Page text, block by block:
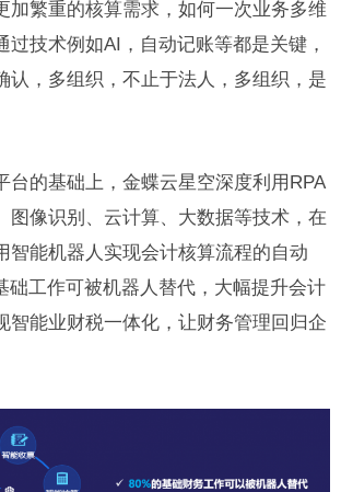
加繁重的核算需求，如何一次业务多维
过技术例如AI，自动记账等都是关键，
认，多组织，不止于法人，多组织，是
台的基础上，金蝶云星空深度利用RPA
图像识别、云计算、大数据等技术，在
智能机器人实现会计核算流程的自动
础工作可被机器人替代，大幅提升会计
智能业财税一体化，让财务管理回归企